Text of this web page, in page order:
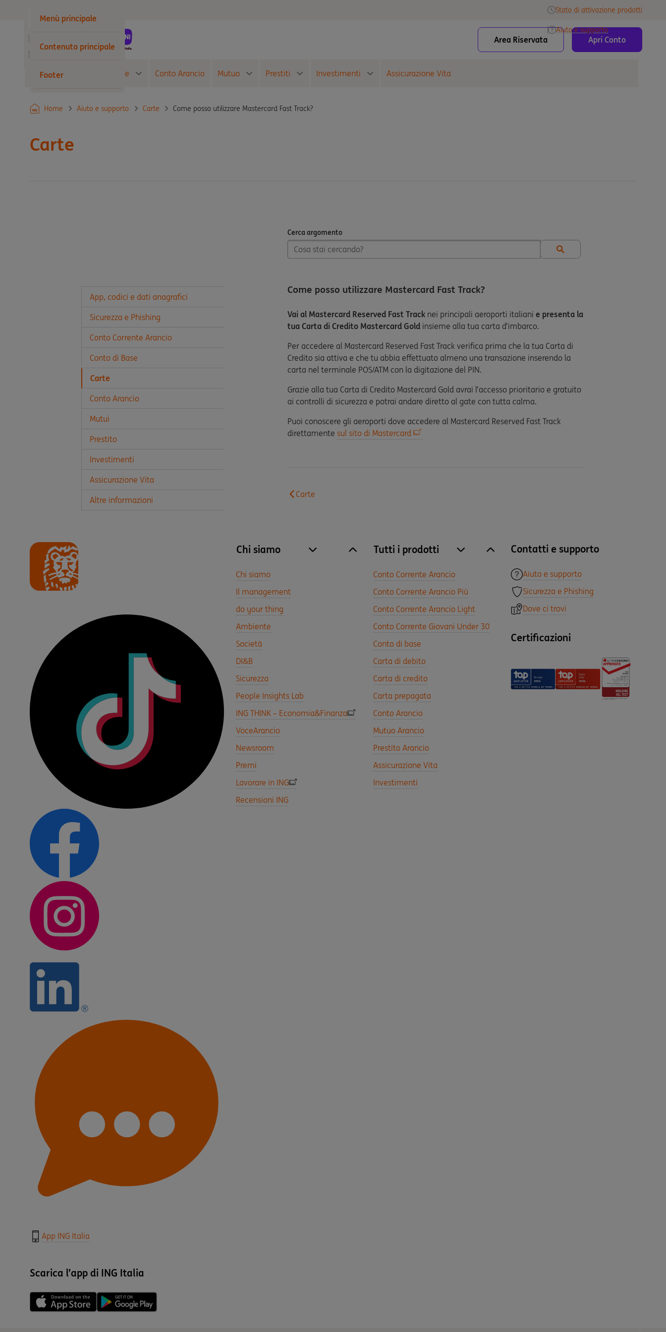
Menù principale
Contenuto principale
Footer
Privati
Wholesale
Stato di attivazione prodotti
Aiuto e supporto
Area Riservata Apri Conto
Conto Corrente Carte Conto Arancio Mutuo Prestiti Investimenti Assicurazione Vita
Home Aiuto e supporto Carte Come posso utilizzare Mastercard Fast Track?
Carte
App, codici e dati anagrafici
Sicurezza e Phishing
Conto Corrente Arancio
Conto di Base
Carte
Conto Arancio
Mutui
Prestito
Investimenti
Assicurazione Vita
Altre informazioni
Cerca argomento
Cerca argomento
Come posso utilizzare Mastercard Fast Track?
Vai al Mastercard Reserved Fast Track nei principali aeroporti italiani e presenta la
tua Carta di Credito Mastercard Gold insieme alla tua carta d’imbarco.
Per accedere al Mastercard Reserved Fast Track verifica prima che la tua Carta di
Credito sia attiva e che tu abbia effettuato almeno una transazione inserendo la
carta nel terminale POS/ATM con la digitazione del PIN.
Grazie alla tua Carta di Credito Mastercard Gold avrai l’accesso prioritario e gratuito
ai controlli di sicurezza e potrai andare diretto al gate con tutta calma.
Puoi conoscere gli aeroporti dove accedere al Mastercard Reserved Fast Track
direttamente sul sito di Mastercard
Carte
App ING Italia
Scarica l’app di ING Italia
Chi siamo site.accordion.apri [it-IT] Chi siamo
Chiudi Chi siamo
Chi siamo
Il management
do your thing
Ambiente
Società
DI&B
Sicurezza
People Insights Lab
ING THINK – Economia&Finanza
VoceArancio
Newsroom
Premi
Lavorare in ING
Recensioni ING
Tutti i prodotti site.accordion.apri [it-IT] Tutti i prodotti
Chiudi Tutti i prodotti
Conto Corrente Arancio
Conto Corrente Arancio Più
Conto Corrente Arancio Light
Conto Corrente Giovani Under 30
Conto di base
Carta di debito
Carta di credito
Carta prepagata
Conto Arancio
Mutuo Arancio
Prestito Arancio
Assicurazione Vita
Investimenti
Contatti e supporto
Aiuto e supporto
Sicurezza e Phishing
Dove ci trovi
Certificazioni